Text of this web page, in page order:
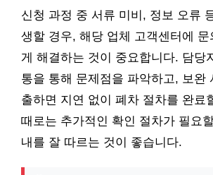
신청 과정 중 서류 미비, 정보 오류
생할 경우, 해당 업체 고객센터에
게 해결하는 것이 중요합니다. 담당
통을 통해 문제점을 파악하고, 보완
출하면 지연 없이 폐차 절차를 완료
때로는 추가적인 확인 절차가 필요
내를 잘 따르는 것이 좋습니다.